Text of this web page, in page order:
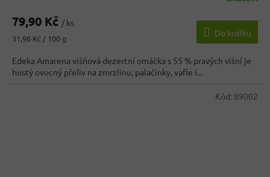
79,90 Kč / ks
Měrná
31,96 Kč / 100 g
Do košíku
Edeka Amarena višňová dezertní omáčka s 55 % pravých višní je
hustý ovocný přeliv na zmrzlinu, palačinky, vafle i...
Kód: 89002